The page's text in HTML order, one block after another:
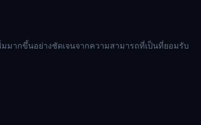
ากขึ้นอย่างชัดเจนจากความสามารถที่เป็นที่ยอมรับ